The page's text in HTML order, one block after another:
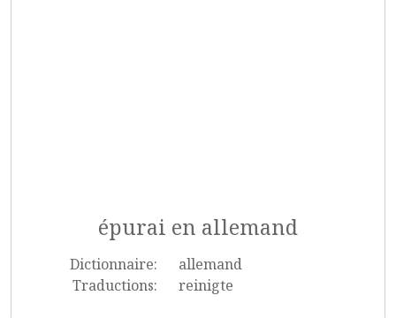
épurai en allemand
Dictionnaire:
allemand
Traductions:
reinigte